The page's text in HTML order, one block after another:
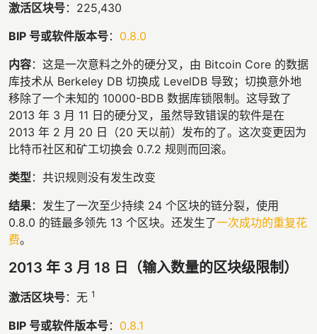
激活区块号：225,430
BIP 号或软件版本号： 0.8.0
内容：这是一次意料之外的硬分叉，由 Bitcoin Core 的数据
库技术从 Berkeley DB 切换成 LevelDB 导致；切换意外地
移除了一个未知的 10000-BDB 数据库锁限制。这导致了
2013 年 3 月 11 日的硬分叉，虽然导致错误的软件是在
2013 年 2 月 20 日（20 天以前）发布的了。这次变更因为
比特币社区和矿工切换会 0.7.2 规则而回滚。
类型：共识规则没有发生改变
结果：发生了一次至少持续 24 个区块的链分裂，使用
0.8.0 的链最多领先 13 个区块。还发生了一次成功的重复花
费。
2013 年 3 月 18 日（输入数量的区块级限制）
激活区块号：无 1
BIP 号或软件版本号： 0.8.1